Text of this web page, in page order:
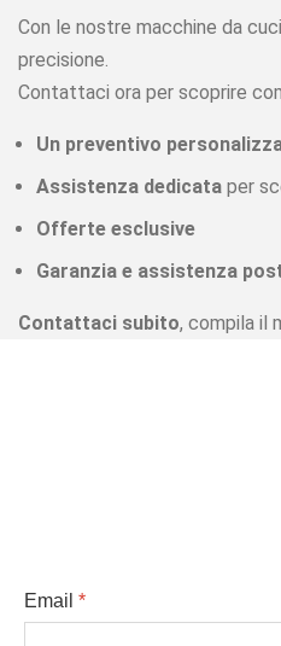
Con le nostre macchine da
precisione.
Contattaci ora per scoprire
Un preventivo
Assistenza dedicata per
Offerte esclusive
Garanzia e assistenza
Contattaci subito, compila il
Email *